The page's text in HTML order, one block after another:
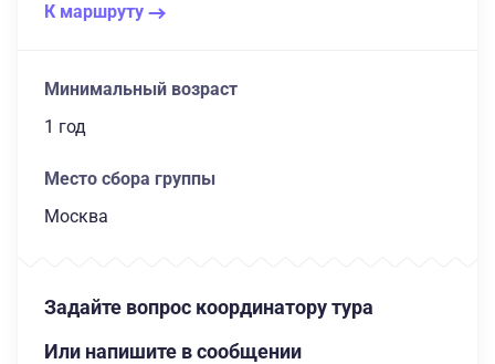
К маршруту
Минимальный возраст
1 год
Место сбора группы
Москва
Задайте вопрос координатору тура
Или напишите в сообщении